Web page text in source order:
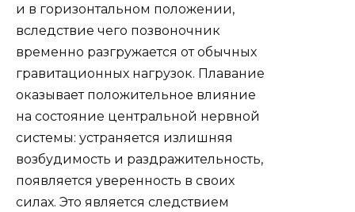
и в горизонтальном положении,
вследствие чего позвоночник
временно разгружается от обычных
гравитационных нагрузок. Плавание
оказывает положительное влияние
на состояние центральной нервной
системы: устраняется излишняя
возбудимость и раздражительность,
появляется уверенность в своих
силах. Это является следствием